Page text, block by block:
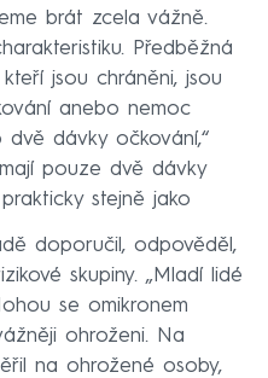
brát zcela vážně.
Předběžná
jsou chráněni, jsou
anebo nemoc
dávky očkování,“
pouze dvě dávky
stejně jako
doporučil, odpověděl,
skupiny. „Mladí lidé
se omikronem
ohroženi. Na
na ohrožené osoby,